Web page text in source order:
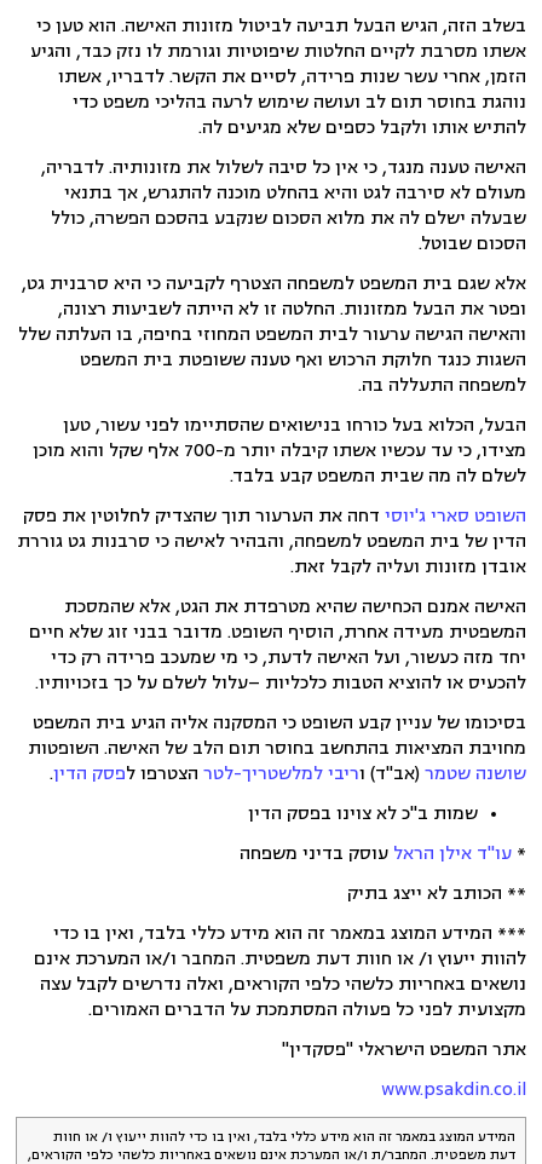
בשלב הזה, הגיש הבעל תביעה לביטול מזונות האישה. הוא טען כי
אשתו מסרבת לקיים החלטות שיפוטיות וגורמת לו נזק כבד, והגיע
הזמן, אחרי עשר שנות פרידה, לסיים את הקשר. לדבריו, אשתו
נוהגת בחוסר תום לב ועושה שימוש לרעה בהליכי משפט כדי
להתיש אותו ולקבל כספים שלא מגיעים לה.
האישה טענה מנגד, כי אין כל סיבה לשלול את מזונותיה. לדבריה,
מעולם לא סירבה לגט והיא בהחלט מוכנה להתגרש, אך בתנאי
שבעלה ישלם לה את מלוא הסכום שנקבע בהסכם הפשרה, כולל
הסכום שבוטל.
אלא שגם בית המשפט למשפחה הצטרף לקביעה כי היא סרבנית גט,
ופטר את הבעל ממזונות. החלטה זו לא הייתה לשביעות רצונה,
והאישה הגישה ערעור לבית המשפט המחוזי בחיפה, בו העלתה שלל
השגות כנגד חלוקת הרכוש ואף טענה ששופטת בית המשפט
למשפחה התעללה בה.
הבעל, הכלוא בעל כורחו בנישואים שהסתיימו לפני עשור, טען
מצידו, כי עד עכשיו אשתו קיבלה יותר מ-700 אלף שקל והוא מוכן
לשלם לה מה שבית המשפט קבע בלבד.
השופט סארי ג'יוסי דחה את הערעור תוך שהצדיק לחלוטין את פסק
הדין של בית המשפט למשפחה, והבהיר לאישה כי סרבנות גט גוררת
אובדן מזונות ועליה לקבל זאת.
האישה אמנם הכחישה שהיא מטרפדת את הגט, אלא שהמסכת
המשפטית מעידה אחרת, הוסיף השופט. מדובר בבני זוג שלא חיים
יחד מזה כעשור, ועל האישה לדעת, כי מי שמעכב פרידה רק כדי
להכעיס או להוציא הטבות כלכליות –עלול לשלם על כך בזכויותיו.
בסיכומו של עניין קבע השופט כי המסקנה אליה הגיע בית המשפט
מחויבת המציאות בהתחשב בחוסר תום הלב של האישה. השופטות
שושנה שטמר(אב"ד) וריבי למלשטריך-לטר הצטרפו לפסק הדין.
שמות ב"כ לא צוינו בפסק הדין
* עו"ד אילן הראל עוסק בדיני משפחה
** הכותב לא ייצג בתיק
*** המידע המוצג במאמר זה הוא מידע כללי בלבד, ואין בו כדי
להוות ייעוץ ו/ או חוות דעת משפטית. המחבר ו/או המערכת אינם
נושאים באחריות כלשהי כלפי הקוראים, ואלה נדרשים לקבל עצה
מקצועית לפני כל פעולה המסתמכת על הדברים האמורים.
אתר המשפט הישראלי "פסקדין"
www.psakdin.co.il
המידע המוצג במאמר זה הוא מידע כללי בלבד, ואין בו כדי להוות ייעוץ ו/ או חוות
דעת משפטית. המחבר/ת ו/או המערכת אינם נושאים באחריות כלשהי כלפי הקוראים,